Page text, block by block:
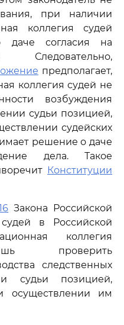
при наличии
коллегия судей
согласия на
предполагает,
коллегия судей не
возбуждения
судьи позицией,
судейских
решение о даче
дела. Такое
Конституции
Закона Российской
в Российской
коллегия
проверить
следственных
судьи позицией,
осуществлении им